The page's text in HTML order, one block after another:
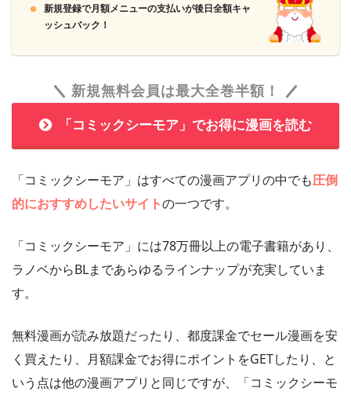
新規登録で月額メニューの支払いが後日全額キャ
ッシュバック！
新規無料会員は最大全巻半額！
「コミックシーモア」でお得に漫画を読む
「コミックシーモア」はすべての漫画アプリの中でも圧倒
的におすすめしたいサイトの一つです。
「コミックシーモア」には78万冊以上の電子書籍があり、
ラノベからBLまであらゆるラインナップが充実していま
す。
無料漫画が読み放題だったり、都度課金でセール漫画を安
く買えたり、月額課金でお得にポイントをGETしたり、と
いう点は他の漫画アプリと同じですが、「コミックシーモ